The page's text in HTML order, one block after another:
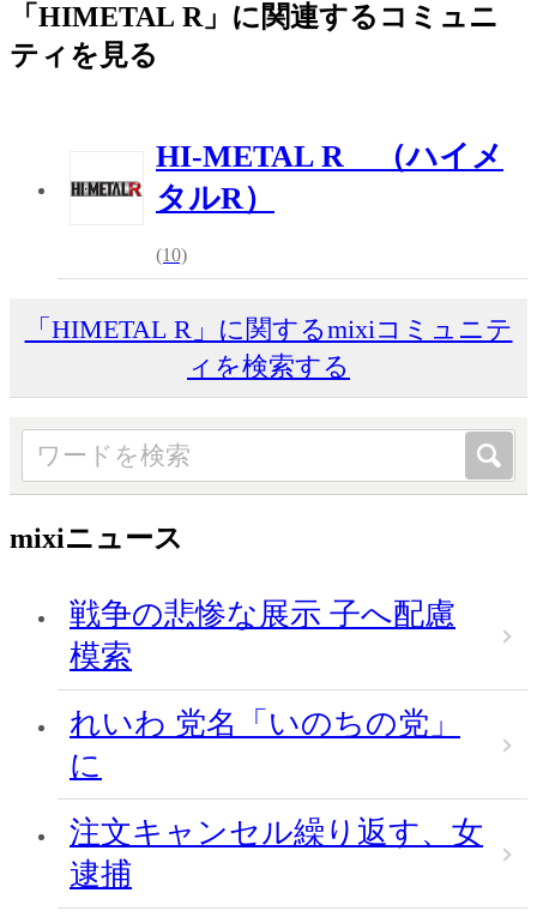
「HIMETAL R」に関連するコミュニ
ティを見る
HI-METAL R （ハイメ
タルR）
(10)
「HIMETAL R」に関するmixiコミュニテ
ィを検索する
mixiニュース
戦争の悲惨な展示 子へ配慮
模索
れいわ 党名「いのちの党」
に
注文キャンセル繰り返す、女
逮捕